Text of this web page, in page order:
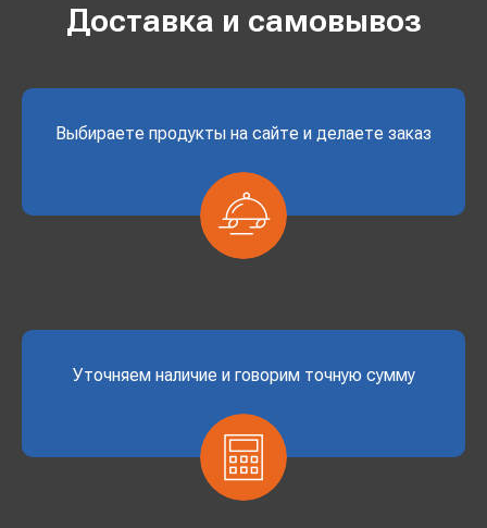
Доставка и самовывоз
Выбираете продукты на сайте и делаете заказ
Уточняем наличие и говорим точную сумму